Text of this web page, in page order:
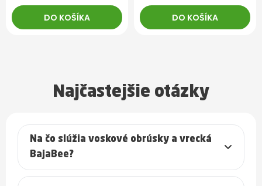
DO KOŠÍKA DO KOŠÍKA
Najčastejšie otázky
Na čo slúžia voskové obrúsky a vrecká
BajaBee?